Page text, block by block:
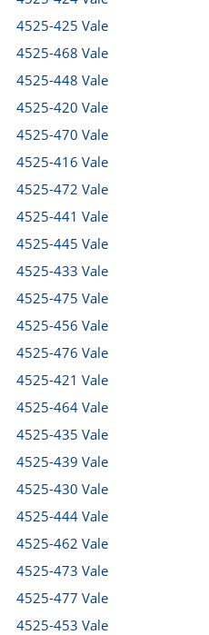
4525-425 Vale
4525-468 Vale
4525-448 Vale
4525-420 Vale
4525-470 Vale
4525-416 Vale
4525-472 Vale
4525-441 Vale
4525-445 Vale
4525-433 Vale
4525-475 Vale
4525-456 Vale
4525-476 Vale
4525-421 Vale
4525-464 Vale
4525-435 Vale
4525-439 Vale
4525-430 Vale
4525-444 Vale
4525-462 Vale
4525-473 Vale
4525-477 Vale
4525-453 Vale